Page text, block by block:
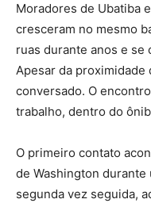
Moradores de Ubatiba
cresceram no mesmo
ruas durante anos e se
Apesar da proximidade
conversado. O
trabalho, dentro do
O primeiro contato
de Washington durante
segunda vez seguida,